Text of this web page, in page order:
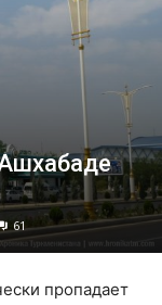
61
пропадает